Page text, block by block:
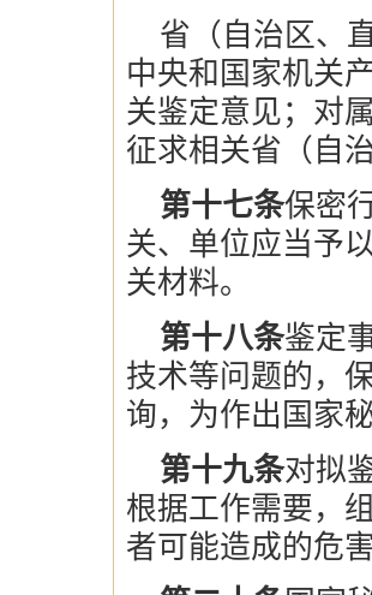
省（自治区、
中央和国家机关
关鉴定意见；对
征求相关省（自
第十七条保密
关、单位应当予
关材料。
第十八条鉴定
技术等问题的，
询，为作出国家
第十九条对拟
根据工作需要，
者可能造成的危